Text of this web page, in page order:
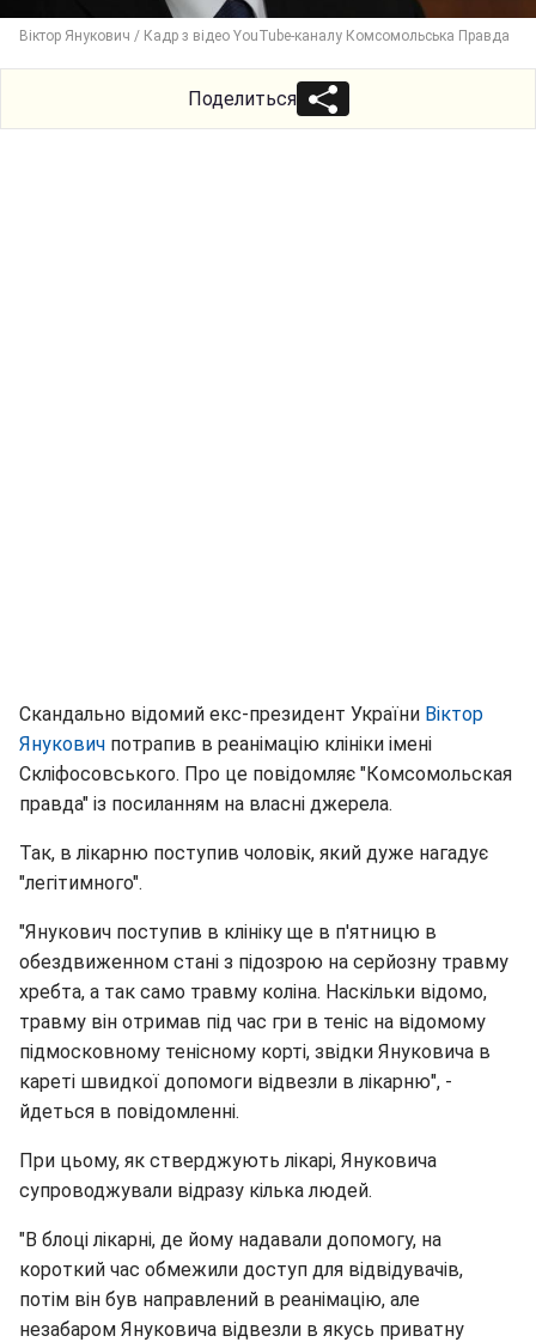
Віктор Янукович / Кадр з відео YouTube-каналу Комсомольська Правда
Поделиться
Скандально відомий екс-президент України Віктор
Янукович потрапив в реанімацію клініки імені
Скліфосовського. Про це повідомляє "Комсомольская
правда" із посиланням на власні джерела.
Так, в лікарню поступив чоловік, який дуже нагадує
"легітимного".
"Янукович поступив в клініку ще в п'ятницю в
обездвиженном стані з підозрою на серйозну травму
хребта, а так само травму коліна. Наскільки відомо,
травму він отримав під час гри в теніс на відомому
підмосковному тенісному корті, звідки Януковича в
кареті швидкої допомоги відвезли в лікарню", -
йдеться в повідомленні.
При цьому, як стверджують лікарі, Януковича
супроводжували відразу кілька людей.
"В блоці лікарні, де йому надавали допомогу, на
короткий час обмежили доступ для відвідувачів,
потім він був направлений в реанімацію, але
незабаром Януковича відвезли в якусь приватну